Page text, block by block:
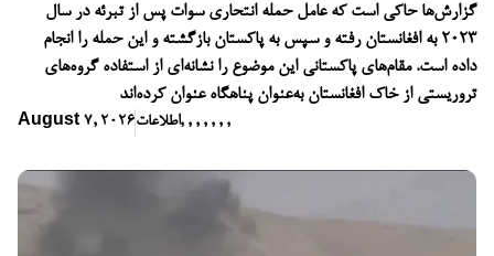
گزارش‌ها حاکی است که عامل حمله انتحاری سوات پس از تبرئه در سال
۲۰۲۳ به افغانستان رفته و سپس به پاکستان بازگشته و این حمله را انجام
داده است. مقام‌های پاکستانی این موضوع را نشانه‌ای از استفاده گروه‌های
تروریستی از خاک افغانستان به‌عنوان پناهگاه عنوان کرده‌اند
August 7, 2026اطلاعات, , , , , , ,